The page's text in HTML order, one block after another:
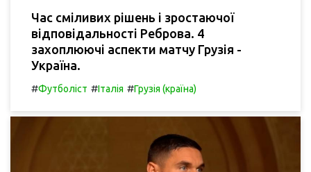
Час сміливих рішень і зростаючої
відповідальності Реброва. 4
захоплюючі аспекти матчу Грузія -
Україна.
#Футболіст #Італія #Грузія (країна)